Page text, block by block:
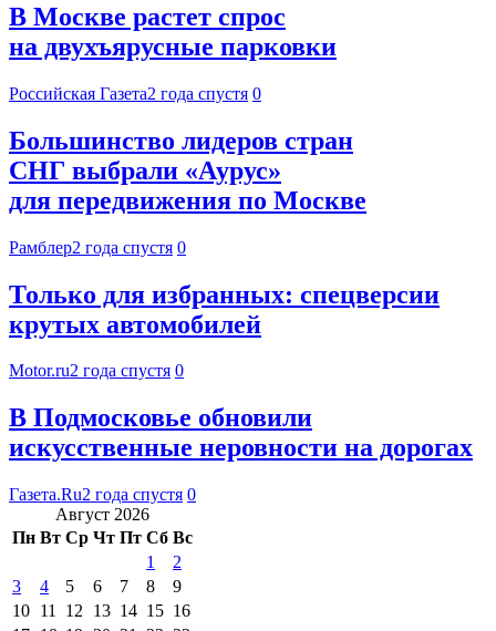
В Москве растет спрос
на двухъярусные парковки
Российская Газета2 года спустя 0
Большинство лидеров стран
СНГ выбрали «Аурус»
для передвижения по Москве
Рамблер2 года спустя 0
Только для избранных: спецверсии
крутых автомобилей
Motor.ru2 года спустя 0
В Подмосковье обновили
искусственные неровности на дорогах
Газета.Ru2 года спустя 0
Август 2026
Пн Вт Ср Чт Пт Сб Вс
1
2
3
4 5 6 7 8
9
10 11 12 13 14 15 16